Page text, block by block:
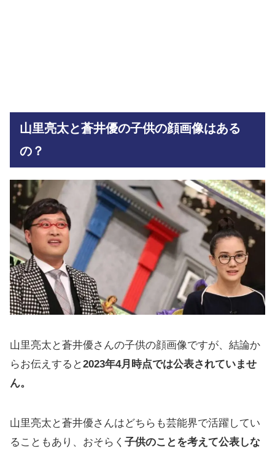
山里亮太と蒼井優の子供の顔画像はある
の？
山里亮太と蒼井優さんの子供の顔画像ですが、結論か
らお伝えすると2023年4月時点では公表されていませ
ん。
山里亮太と蒼井優さんはどちらも芸能界で活躍してい
ることもあり、おそらく 子供のことを考えて公表しな